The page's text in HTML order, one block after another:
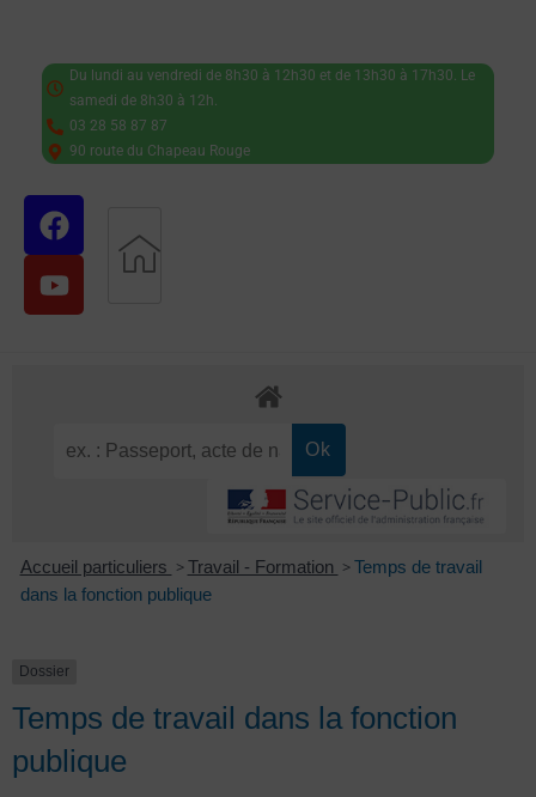
Du lundi au vendredi de 8h30 à 12h30 et de 13h30 à 17h30. Le
samedi de 8h30 à 12h.
03 28 58 87 87
90 route du Chapeau Rouge
Accueil particuliers > Travail - Formation > Temps de travail
dans la fonction publique
Dossier
Temps de travail dans la fonction
publique